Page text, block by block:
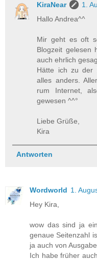
KiraNear
1.
Hallo Andrea^^
Mir geht es oft
Blogzeit gelesen
auch ehrlich
Hätte ich zu der
alles anders.
rum Internet,
gewesen ^^°
Liebe Grüße,
Kira
Antworten
Wordworld 1.
Hey Kira,
wow das sind ja
genaue Seitenzahl
ja auch von Ausgabe
Ich habe früher